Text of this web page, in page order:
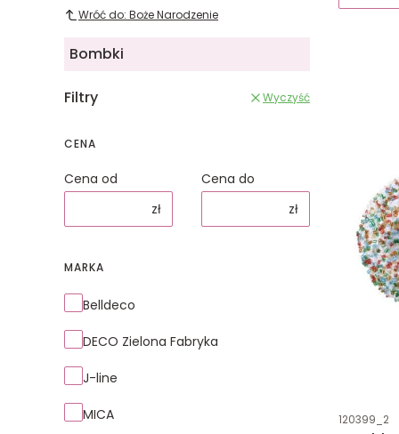
Wróć do: Boże Narodzenie
Bombki
Filtry Wyczyść
CENA
Cena od
zł
Cena do
zł
MARKA
Marka
Belldeco
DECO Zielona Fabryka
J-line
MICA Kod
120399_2